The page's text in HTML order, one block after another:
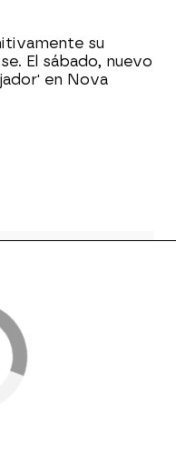
su
El sábado, nuevo
en Nova